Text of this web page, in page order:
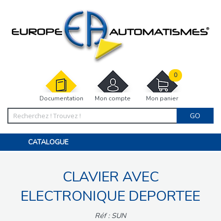
Documentation Mon compte Mon panier
0
GO
CATALOGUE
MOTORISATIONS
ACCESSOIRES ET ELECTRONIQUES
INTERPHONES VISIOPHONES
PIÈCES DÉTACHÉES
CLAVIER AVEC
ELECTRONIQUE DEPORTEE
Réf : SUN